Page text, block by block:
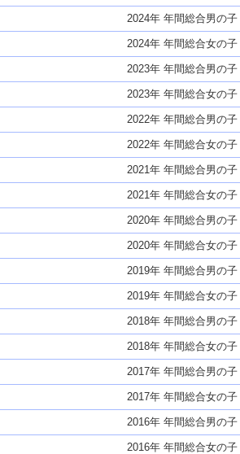
2024年 年間総合男の子
2024年 年間総合女の子
2023年 年間総合男の子
2023年 年間総合女の子
2022年 年間総合男の子
2022年 年間総合女の子
2021年 年間総合男の子
2021年 年間総合女の子
2020年 年間総合男の子
2020年 年間総合女の子
2019年 年間総合男の子
2019年 年間総合女の子
2018年 年間総合男の子
2018年 年間総合女の子
2017年 年間総合男の子
2017年 年間総合女の子
2016年 年間総合男の子
2016年 年間総合女の子